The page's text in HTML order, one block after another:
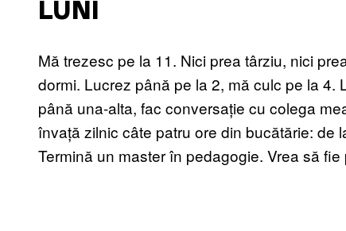
LUNI
Mă trezesc pe la 11. Nici prea târziu, nici
dormi. Lucrez până pe la 2, mă culc pe la
până una-alta, fac conversație cu colega
învață zilnic câte patru ore din bucătărie: de
Termină un master în pedagogie. Vrea să